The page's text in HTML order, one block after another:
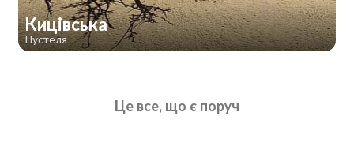
Кицівська
Пустеля
Це все, що є поруч